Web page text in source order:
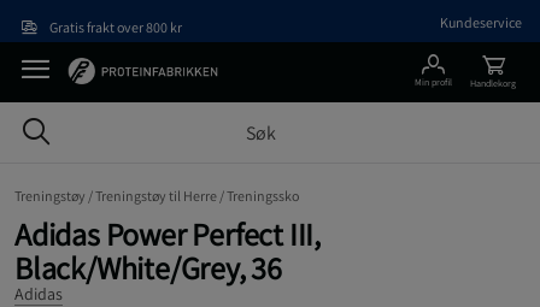
Gratis frakt over 800 kr Kundeservice
Min profil Handlekorg
Treningstøy /Treningstøy til Herre /Treningssko
Adidas Power Perfect III,
Black/White/Grey, 36
Adidas